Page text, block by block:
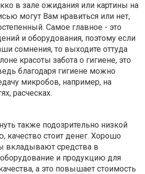
в зале ожидания или картины на
могут Вам нравиться или нет,
Самое главное - это
и оборудования, поэтому если
сомнения, то выходите оттуда
красоты забота о гигиене, это
благодаря гигиене можно
микробов, например, на
расческах.
также подозрительно низкой
качество стоит денег. Хорошо
вкладывают средства в
и продукцию для
а это повышает стоимость